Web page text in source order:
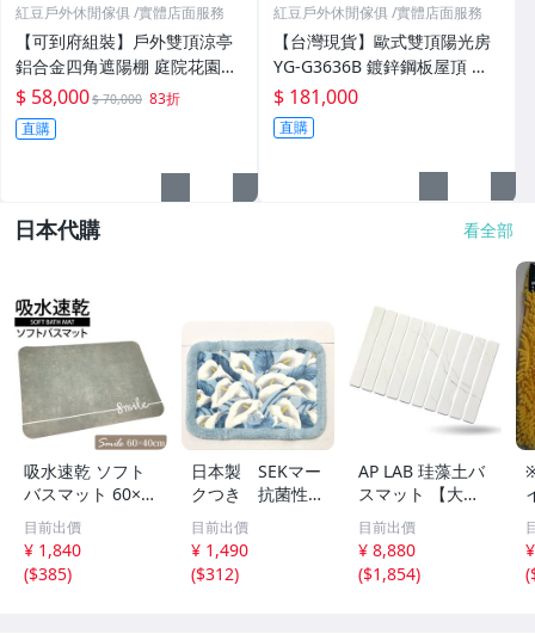
紅豆戶外休閒傢俱 /實體店面服務
【可到府組裝】戶外雙頂涼亭
鋁合金四角遮陽棚 庭院花園室
外雨棚 豪華別墅休閒泡茶亭 Y
G-G3098 YG-G3098
$ 58,000$ 70,000 83折
直購
紅豆戶外休閒傢俱 /實體店面服務
【台灣現貨】歐式雙頂陽光房
YG-G3636B 鍍鋅鋼板屋頂 戶
外涼亭防雨遮陽帳篷 玻璃採光
屋 庭園別墅/露營區民宿休憩
亭
$ 181,000
直購
日本代購 看全部
吸水速乾 ソフト
バスマット 60×4
0cm やわらかい
丸めて収納 吸水
速乾 バスマット
柔らかい ノンア
目前出價
¥ 1,840
($385)
日本製 SEKマー
クつき 抗菌性
吸水性 洗濯可
能 送料無料 ヴ
ァレンティノ 刺
繍 ユリ柄 ブル
目前出價
¥ 1,490
($312)
AP LAB 珪藻土バ
スマット 【大理
石風デザイン×ア
スベスト検査済
み】バスマット
珪藻土 洗える 折
目前出價
¥ 8,880
($1,854)
(